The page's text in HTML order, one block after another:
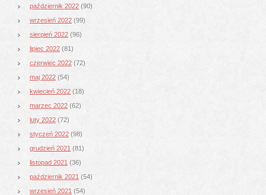
październik 2022 (90)
wrzesień 2022 (99)
sierpień 2022 (96)
lipiec 2022 (81)
czerwiec 2022 (72)
maj 2022 (54)
kwiecień 2022 (18)
marzec 2022 (62)
luty 2022 (72)
styczeń 2022 (98)
grudzień 2021 (81)
listopad 2021 (36)
październik 2021 (54)
wrzesień 2021 (54)